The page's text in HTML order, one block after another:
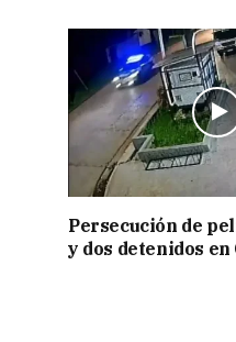
Persecución de
y dos detenidos